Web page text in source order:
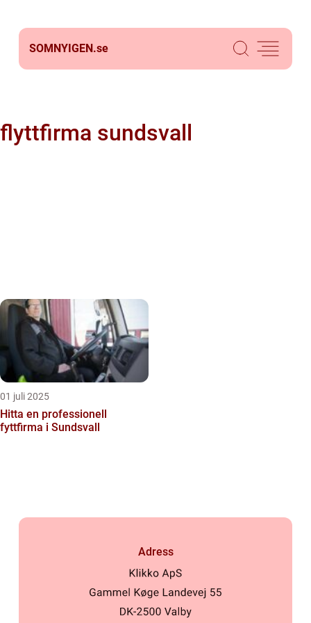
SOMNYIGEN.se
flyttfirma sundsvall
01 juli 2025
Hitta en professionell
fyttfirma i Sundsvall
Adress